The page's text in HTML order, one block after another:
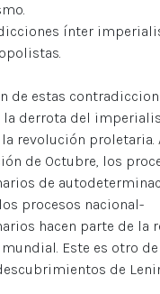
ínter
de estas
la derrota del
revolución proletaria.
de Octubre, los
de
procesos nacional-
hacen parte de la
Este es otro
de